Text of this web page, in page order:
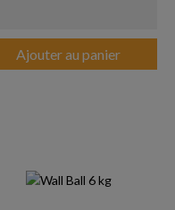
Ajouter au panier